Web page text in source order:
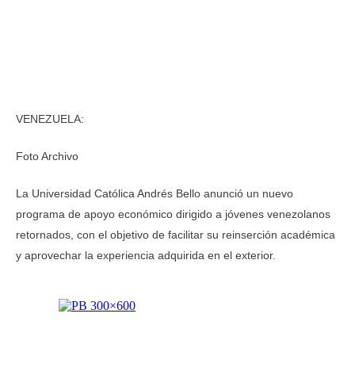
VENEZUELA:
Foto Archivo
La Universidad Católica Andrés Bello anunció un nuevo
programa de apoyo económico dirigido a jóvenes venezolanos
retornados, con el objetivo de facilitar su reinserción académica
y aprovechar la experiencia adquirida en el exterior.